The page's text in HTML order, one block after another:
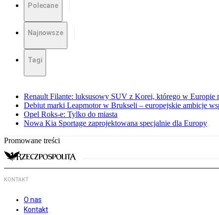
Polecane
Najnowsze
Tagi
Renault Filante: luksusowy SUV z Korei, którego w Europie
Debiut marki Leapmotor w Brukseli – europejskie ambicje
Opel Roks-e: Tylko do miasta
Nowa Kia Sportage zaprojektowana specjalnie dla Europy
Promowane treści
KONTAKT
O nas
Kontakt